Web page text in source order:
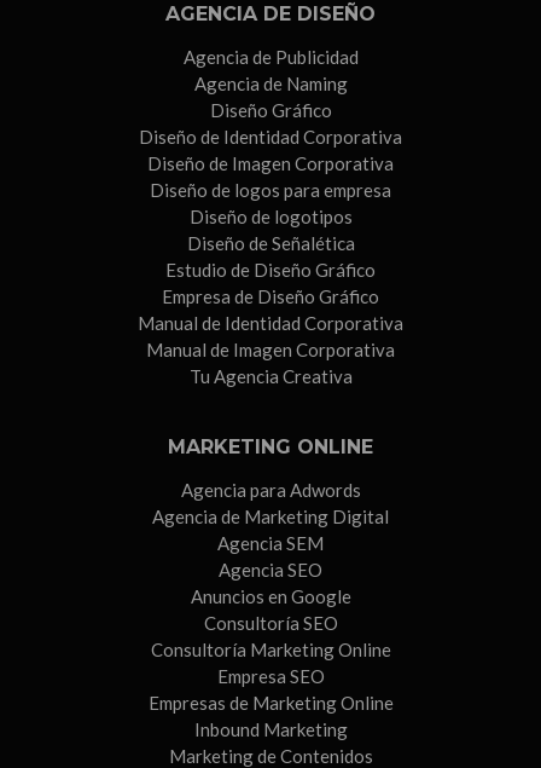
AGENCIA DE DISEÑO
Agencia de Publicidad
Agencia de Naming
Diseño Gráfico
Diseño de Identidad Corporativa
Diseño de Imagen Corporativa
Diseño de logos para empresa
Diseño de logotipos
Diseño de Señalética
Estudio de Diseño Gráfico
Empresa de Diseño Gráfico
Manual de Identidad Corporativa
Manual de Imagen Corporativa
Tu Agencia Creativa
MARKETING ONLINE
Agencia para Adwords
Agencia de Marketing Digital
Agencia SEM
Agencia SEO
Anuncios en Google
Consultoría SEO
Consultoría Marketing Online
Empresa SEO
Empresas de Marketing Online
Inbound Marketing
Marketing de Contenidos